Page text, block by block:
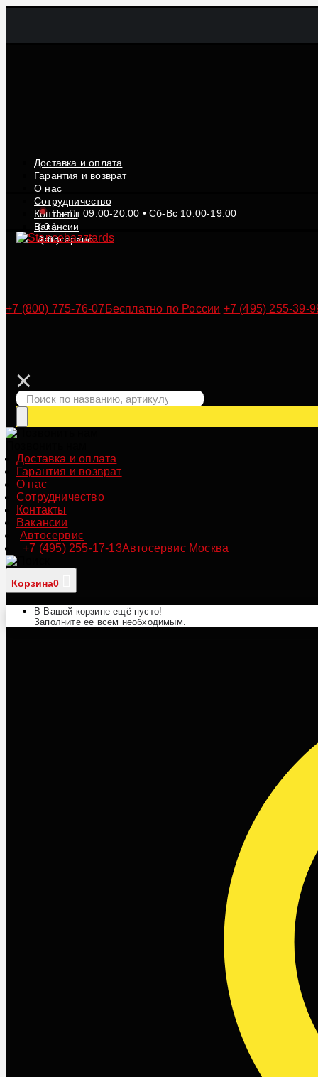
Доставка и оплата
Гарантия и возврат
О нас
Сотрудничество
Контакты
Вакансии
Автосервис
Пн-Пт 09:00-20:00 • Сб-Вс 10:00-19:00
(0)
(0)
+7 (800) 775-76-07 Бесплатно по России +7 (495) 255-39-
Доставка и оплата
Гарантия и возврат
О нас
Сотрудничество
Контакты
Вакансии
Автосервис
+7 (495) 255-17-13Автосервис Москва
Корзина0
В Вашей корзине ещё пусто!
Заполните ее всем необходимым.